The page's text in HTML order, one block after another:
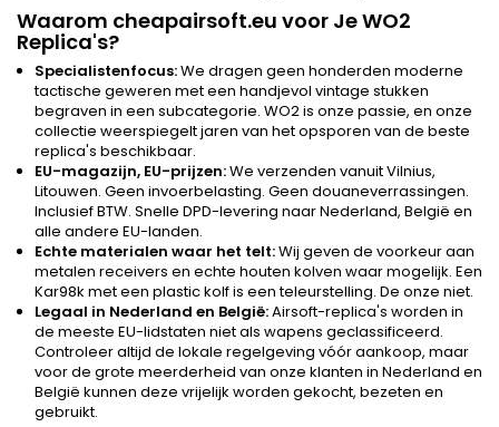
Waarom cheapairsoft.eu voor Je WO2
Replica's?
Specialistenfocus:We dragen geen honderden moderne
tactische geweren met een handjevol vintage stukken
begraven in een subcategorie. WO2 is onze passie, en onze
collectie weerspiegelt jaren van het opsporen van de beste
replica's beschikbaar.
EU-magazijn, EU-prijzen:We verzenden vanuit Vilnius,
Litouwen. Geen invoerbelasting. Geen douaneverrassingen.
Inclusief BTW. Snelle DPD-levering naar Nederland, België en
alle andere EU-landen.
Echte materialen waar het telt:Wij geven de voorkeur aan
metalen receivers en echte houten kolven waar mogelijk. Een
Kar98k met een plastic kolf is een teleurstelling. De onze niet.
Legaal in Nederland en België:Airsoft-replica's worden in
de meeste EU-lidstaten niet als wapens geclassificeerd.
Controleer altijd de lokale regelgeving vóór aankoop, maar
voor de grote meerderheid van onze klanten in Nederland en
België kunnen deze vrijelijk worden gekocht, bezeten en
gebruikt.